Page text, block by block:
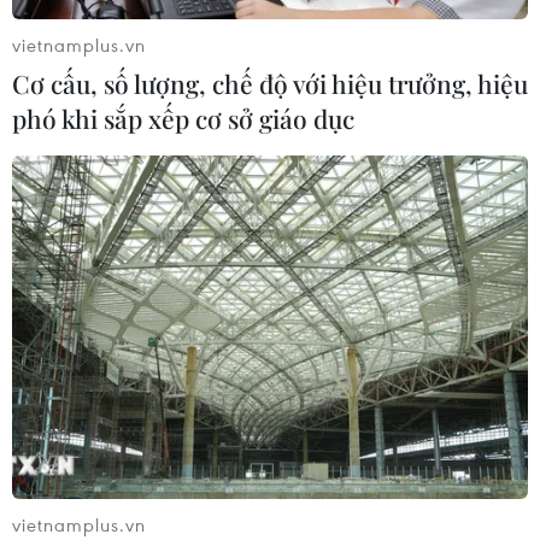
Tổng Biên tập: TRẦN TIẾN DUẨN
Phó Tổng Biên tập: NGUYỄN THỊ TÁM, KHÚC THANH
THỦY
Sở hữu trí tuệ
Quy định sử dụng
RSS
Hỗ trợ
Ngôn ngữ
TTXVN
Dịch vụ tin
Quảng cáo
Liên hệ
vietnamplus.vn
Cơ cấu, số lượng, chế độ với hiệu trưởng, hiệu
phó khi sắp xếp cơ sở giáo dục
vietnamplus.vn